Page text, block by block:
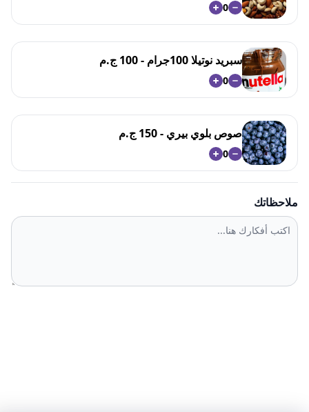
0
سبريد نوتيلا 100جرام - 100 ج.م
0
صوص بلوي بيري - 150 ج.م
0
ملاحظاتك